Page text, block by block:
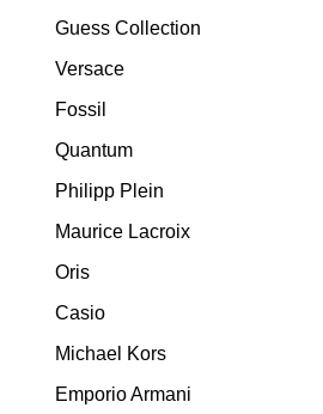
Guess Collection
Versace
Fossil
Quantum
Philipp Plein
Maurice Lacroix
Oris
Casio
Michael Kors
Emporio Armani